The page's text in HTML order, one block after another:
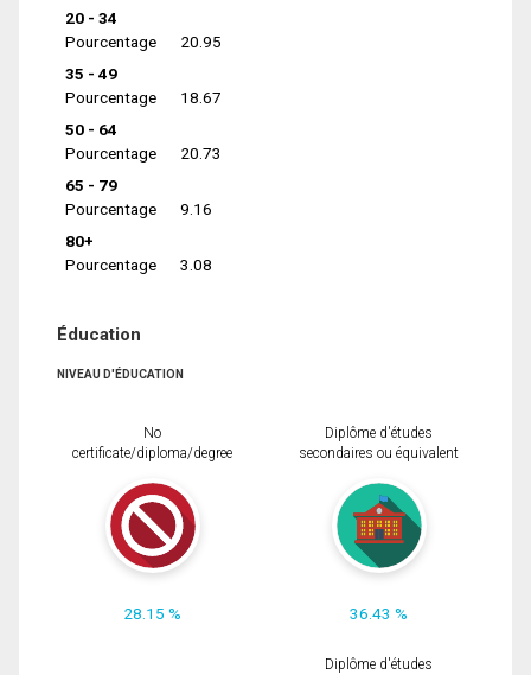
20 - 34
Pourcentage
20.95
35 - 49
Pourcentage
18.67
50 - 64
Pourcentage
20.73
65 - 79
Pourcentage
9.16
80+
Pourcentage
3.08
Éducation
NIVEAU D'ÉDUCATION
No
certificate/diploma/degree
28.15 %
Diplôme d'études
secondaires ou équivalent
36.43 %
Diplôme d'études